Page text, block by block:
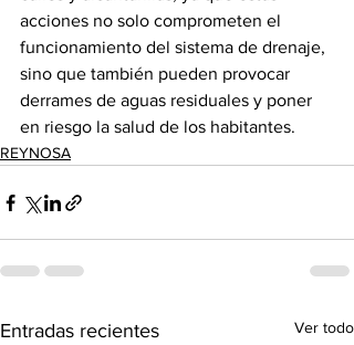
acciones no solo comprometen el
funcionamiento del sistema de drenaje,
sino que también pueden provocar
derrames de aguas residuales y poner
en riesgo la salud de los habitantes.
REYNOSA
Entradas recientes Ver todo